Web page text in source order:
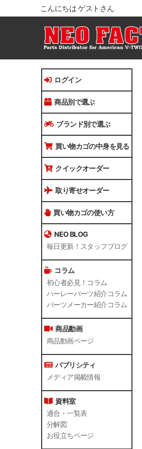
こんにちは ゲストさん
ログイン
商品別で選ぶ
ブランド別で選ぶ
買い物カゴの中身を見る
クイックオーダー
取り寄せオーダー
買い物カゴの使い方
NEO BLOG
毎日更新！スタッフブログ
コラム
初心者必見！コラム
ハーレーパーツ紹介コラム
パーツメーカー紹介コラム
商品動画
商品動画ページ
パブリシティ
メディア掲載情報
資料室
適合・一覧表
分解図
お役立ちページ